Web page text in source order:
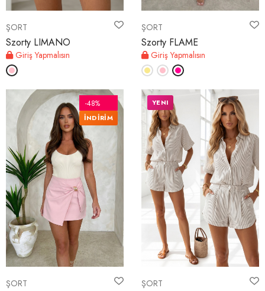
ŞORT
Szorty LIMANO
Giriş Yapmalısın
ŞORT
Szorty FLAME
Giriş Yapmalısın
ŞORT
-48%
İNDİRİM
ŞORT
YENI